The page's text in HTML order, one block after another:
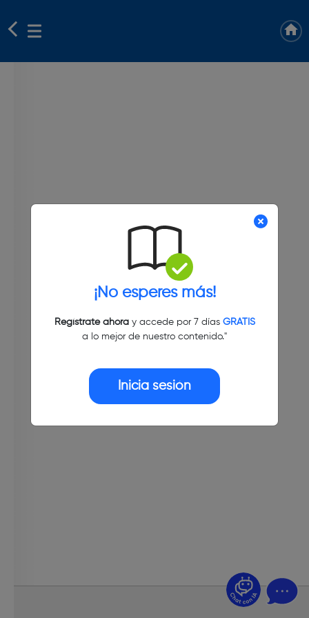
¡No esperes más!
Regístrate ahoray accede por 7 días GRATIS
a lo mejor de nuestro contenido."
Inicia sesión